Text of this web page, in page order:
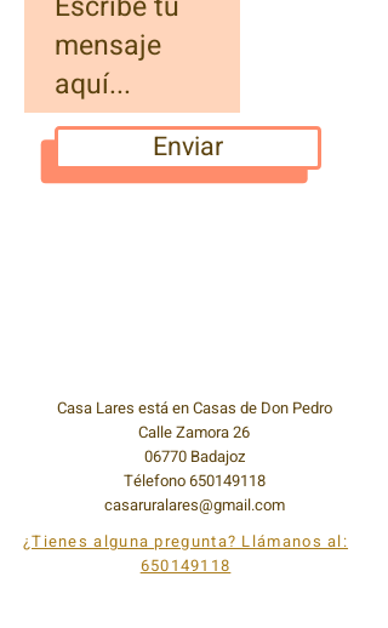
Enviar
Casa Lares está en Casas de Don Pedro
Calle Zamora 26
06770 Badajoz
Télefono650149118
casaruralares@gmail.com
¿Tienes alguna pregunta? Llámanos al:
650149118